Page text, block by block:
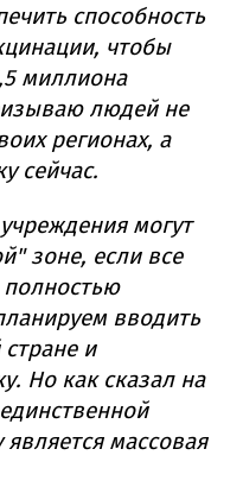
способность
чтобы
миллиона
людей не
регионах, а
сейчас.
могут
зоне, если все
полностью
вводить
и
Но как сказал на
массовая